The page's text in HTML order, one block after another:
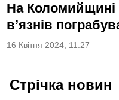
На Коломийщині
в’язнів
16 Квітня 2024, 11:27
Стрічка новин